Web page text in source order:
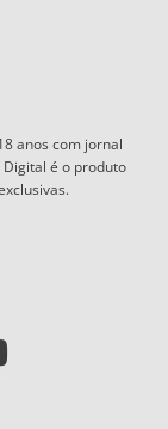
anos com jornal
é o produto